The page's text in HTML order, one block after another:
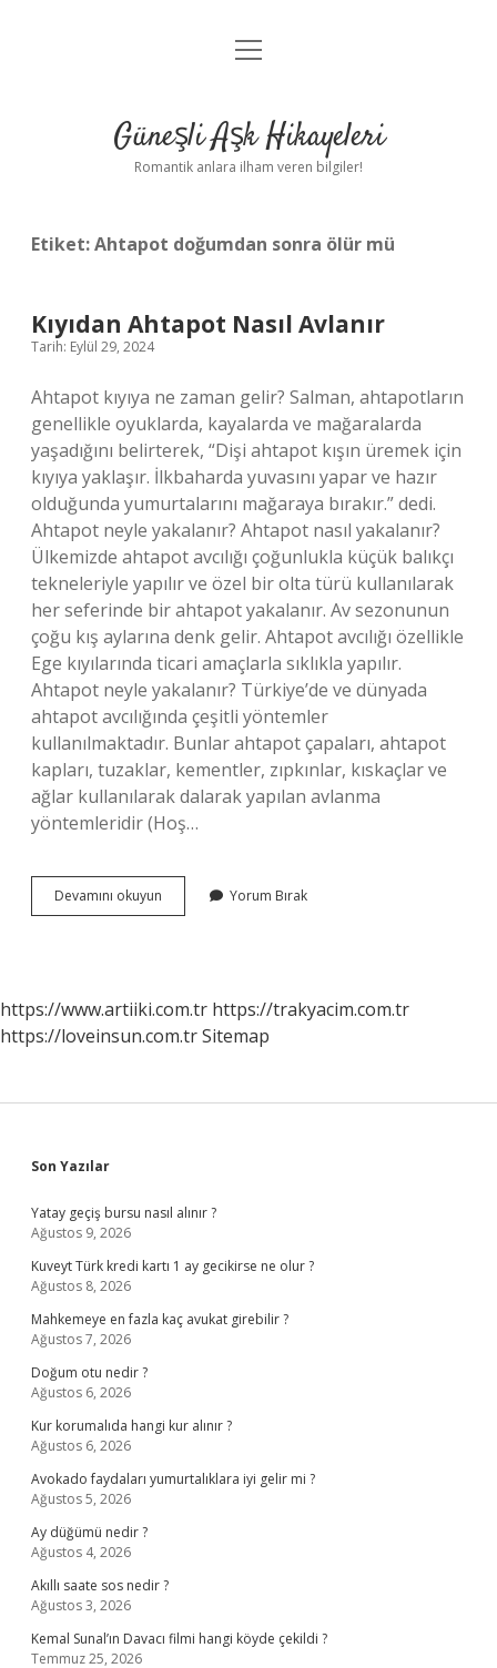
Anasayfa
Yasal Uyarı
menüyü
Güneşli Aşk Hikayeleri
Romantik anlara ilham veren bilgiler!
Etiket:Ahtapot doğumdan sonra ölür mü
Kıyıdan Ahtapot Nasıl Avlanır
Tarih: Eylül 29, 2024
Ahtapot kıyıya ne zaman gelir? Salman, ahtapotların
genellikle oyuklarda, kayalarda ve mağaralarda
yaşadığını belirterek, “Dişi ahtapot kışın üremek için
kıyıya yaklaşır. İlkbaharda yuvasını yapar ve hazır
olduğunda yumurtalarını mağaraya bırakır.” dedi.
Ahtapot neyle yakalanır? Ahtapot nasıl yakalanır?
Ülkemizde ahtapot avcılığı çoğunlukla küçük balıkçı
tekneleriyle yapılır ve özel bir olta türü kullanılarak
her seferinde bir ahtapot yakalanır. Av sezonunun
çoğu kış aylarına denk gelir. Ahtapot avcılığı özellikle
Ege kıyılarında ticari amaçlarla sıklıkla yapılır.
Ahtapot neyle yakalanır? Türkiye’de ve dünyada
ahtapot avcılığında çeşitli yöntemler
kullanılmaktadır. Bunlar ahtapot çapaları, ahtapot
kapları, tuzaklar, kementler, zıpkınlar, kıskaçlar ve
ağlar kullanılarak dalarak yapılan avlanma
yöntemleridir (Hoş…
Devamını okuyun
Ahtapot
Yorum Bırak
https://www.artiiki.com.tr https://trakyacim.com.tr
https://loveinsun.com.trSitemap
Sidebar
Son Yazılar
Yatay geçiş bursu nasıl alınır ?
Ağustos 9, 2026
Kuveyt Türk kredi kartı 1 ay gecikirse ne olur ?
Ağustos 8, 2026
Mahkemeye en fazla kaç avukat girebilir ?
Ağustos 7, 2026
Doğum otu nedir ?
Ağustos 6, 2026
Kur korumalıda hangi kur alınır ?
Ağustos 6, 2026
Avokado faydaları yumurtalıklara iyi gelir mi ?
Ağustos 5, 2026
Ay düğümü nedir ?
Ağustos 4, 2026
Akıllı saate sos nedir ?
Ağustos 3, 2026
Kemal Sunal’ın Davacı filmi hangi köyde çekildi ?
Temmuz 25, 2026